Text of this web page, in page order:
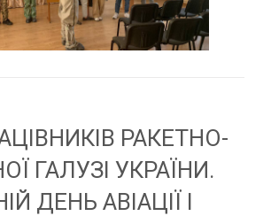
РАКЕТНО-
ГАЛУЗІ УКРАЇНИ.
ДЕНЬ АВІАЦІЇ І